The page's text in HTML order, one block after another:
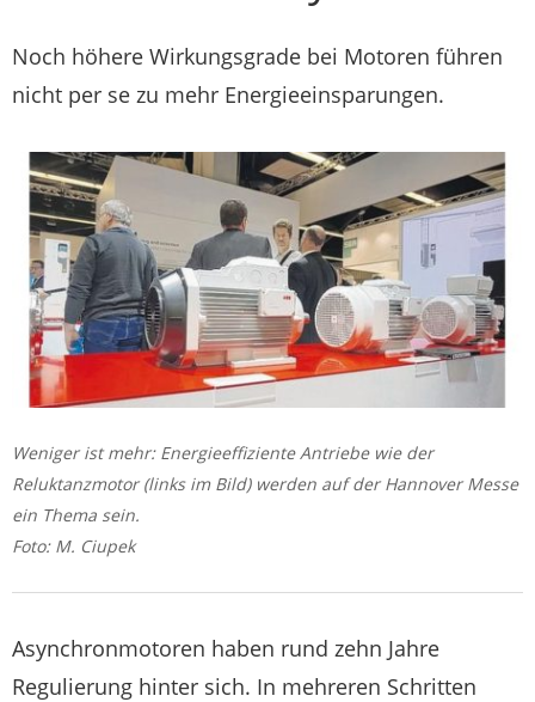
Noch höhere Wirkungsgrade bei Motoren führen
nicht per se zu mehr Energieeinsparungen.
Weniger ist mehr: Energieeffiziente Antriebe wie der
Reluktanzmotor (links im Bild) werden auf der Hannover Messe
ein Thema sein.
Foto: M. Ciupek
Asynchronmotoren haben rund zehn Jahre
Regulierung hinter sich. In mehreren Schritten